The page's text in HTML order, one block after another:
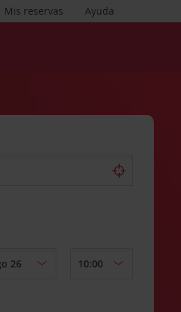
Ayuda
Mis reservas